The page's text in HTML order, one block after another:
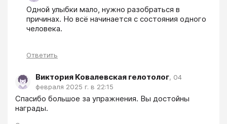
Одной улыбки мало, нужно разобраться в
причинах. Но всё начинается с состояния одного
человека.
Ответить
Виктория Ковалевская гелотолог, 04
февраля 2025 г. в 22:15
Спасибо большое за упражнения. Вы достойны
награды.